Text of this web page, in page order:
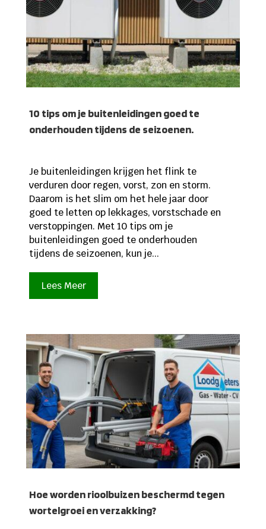
10 tips om je buitenleidingen goed te
onderhouden tijdens de seizoenen.
Je buitenleidingen krijgen het flink te
verduren door regen, vorst, zon en storm.
Daarom is het slim om het hele jaar door
goed te letten op lekkages, vorstschade en
verstoppingen. Met 10 tips om je
buitenleidingen goed te onderhouden
tijdens de seizoenen, kun je...
Lees Meer
Hoe worden rioolbuizen beschermd tegen
wortelgroei en verzakking?